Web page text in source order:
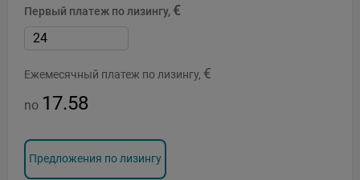
Первый платеж по лизингу, €
Ежемесячный платеж по лизингу, €
no 17.58
Предложения по лизингу